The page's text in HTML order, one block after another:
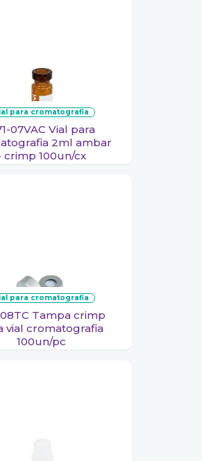
para cromatografia
2ml ambar
crimp 100un/cx
para cromatografia
vial cromatografia
100un/pc